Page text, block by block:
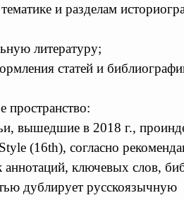
и разделам
литературу;
статей и
пространство:
вышедшие в 2018 г.,
(16th), согласно
ключевых слов,
дублирует русскоязычную